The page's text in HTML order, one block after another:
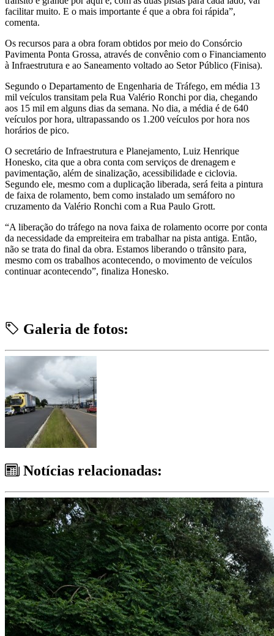
facilitar muito. E o mais importante é que a obra foi rápida”,
comenta.
Os recursos para a obra foram obtidos por meio do Consórcio
Pavimenta Ponta Grossa, através de convênio com o Financiamento
à Infraestrutura e ao Saneamento voltado ao Setor Público (Finisa).
Segundo o Departamento de Engenharia de Tráfego, em média 13
mil veículos transitam pela Rua Valério Ronchi por dia, chegando
aos 15 mil em alguns dias da semana. No dia, a média é de 640
veículos por hora, ultrapassando os 1.200 veículos por hora nos
horários de pico.
O secretário de Infraestrutura e Planejamento, Luiz Henrique
Honesko, cita que a obra conta com serviços de drenagem e
pavimentação, além de sinalização, acessibilidade e ciclovia.
Segundo ele, mesmo com a duplicação liberada, será feita a pintura
de faixa de rolamento, bem como instalado um semáforo no
cruzamento da Valério Ronchi com a Rua Paulo Grott.
“A liberação do tráfego na nova faixa de rolamento ocorre por conta
da necessidade da empreiteira em trabalhar na pista antiga. Então,
não se trata do final da obra. Estamos liberando o trânsito para,
mesmo com os trabalhos acontecendo, o movimento de veículos
continuar acontecendo”, finaliza Honesko.
Galeria de fotos:
Notícias relacionadas: